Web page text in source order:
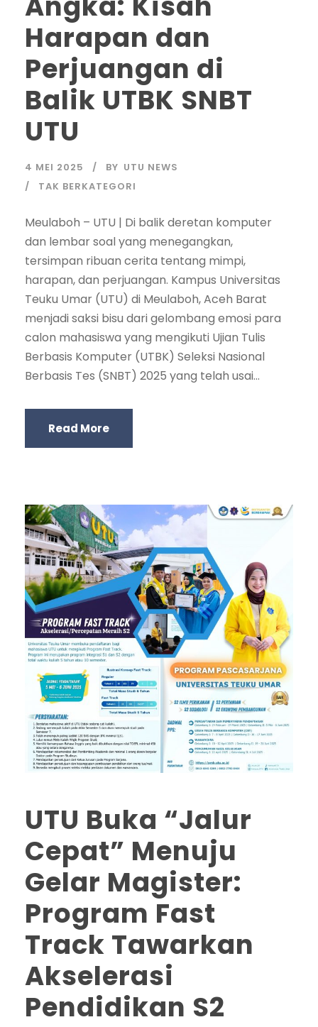
Harapan dan
Perjuangan di
Balik UTBK SNBT
UTU
4 MEI 2025 BY UTU NEWS
TAK BERKATEGORI
Meulaboh – UTU | Di balik deretan komputer
dan lembar soal yang menegangkan,
tersimpan ribuan cerita tentang mimpi,
harapan, dan perjuangan. Kampus Universitas
Teuku Umar (UTU) di Meulaboh, Aceh Barat
menjadi saksi bisu dari gelombang emosi para
calon mahasiswa yang mengikuti Ujian Tulis
Berbasis Komputer (UTBK) Seleksi Nasional
Berbasis Tes (SNBT) 2025 yang telah usai...
Read More
UTU Buka “Jalur
Cepat” Menuju
Gelar Magister:
Program Fast
Track Tawarkan
Akselerasi
Pendidikan S2